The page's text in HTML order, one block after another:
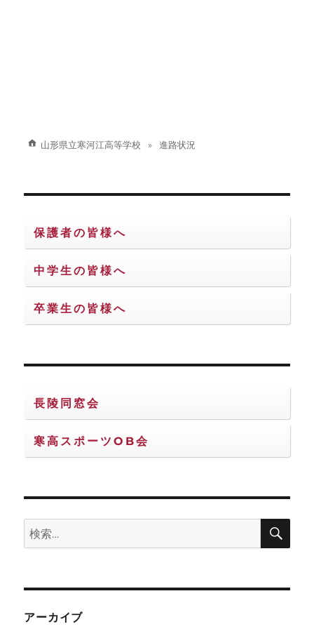
山形県立寒河江高等学校 進路状況
保護者の皆様へ
中学生の皆様へ
卒業生の皆様へ
長陵同窓会
寒高スポーツOB会
検
索:
検
アーカイブ